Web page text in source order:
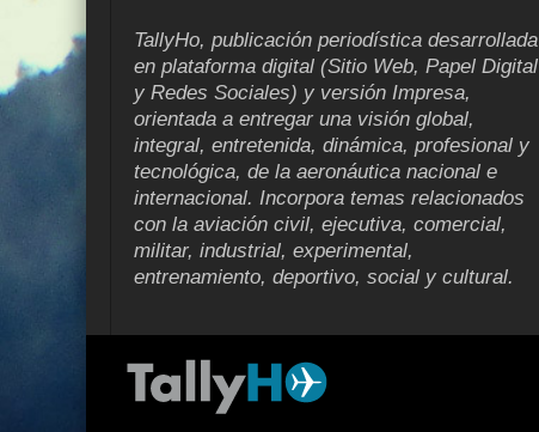
TallyHo, publicación periodística desarrollada
en plataforma digital (Sitio Web, Papel Digital
y Redes Sociales) y versión Impresa,
orientada a entregar una visión global,
integral, entretenida, dinámica, profesional y
tecnológica, de la aeronáutica nacional e
internacional. Incorpora temas relacionados
con la aviación civil, ejecutiva, comercial,
militar, industrial, experimental,
entrenamiento, deportivo, social y cultural.